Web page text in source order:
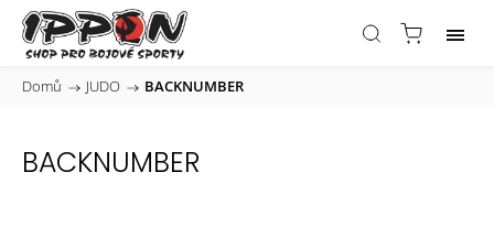
Domů / JUDO / BACKNUMBER
BACKNUMBER